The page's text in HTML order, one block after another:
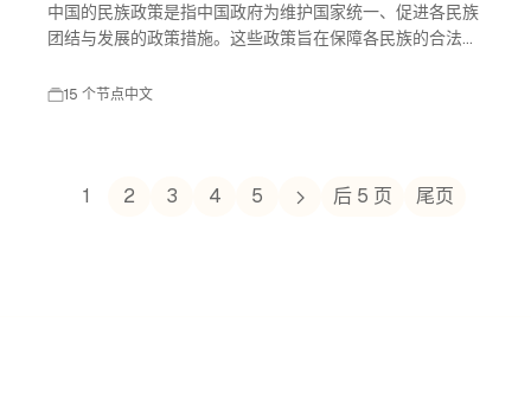
中国的民族政策是指中国政府为维护国家统一、促进各民族
团结与发展的政策措施。这些政策旨在保障各民族的合法权
个多民族国家，民族政策的发展历程反映了国家治理和民族
15 个节点中文
1 2 3 4 5 后 5 页 尾页